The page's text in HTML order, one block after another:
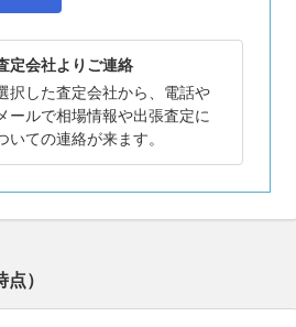
定会社よりご連絡
択した査定会社から、電話や
ールで相場情報や出張査定に
いての連絡が来ます。
点）